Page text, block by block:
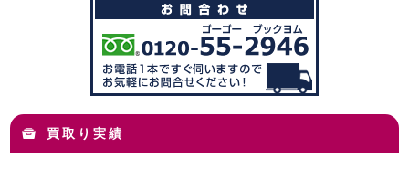
買取り実績